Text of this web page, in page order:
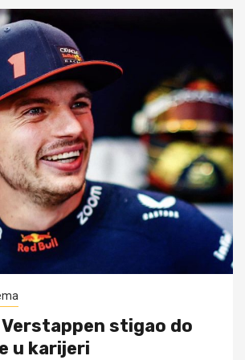
stigao do
u karijeri